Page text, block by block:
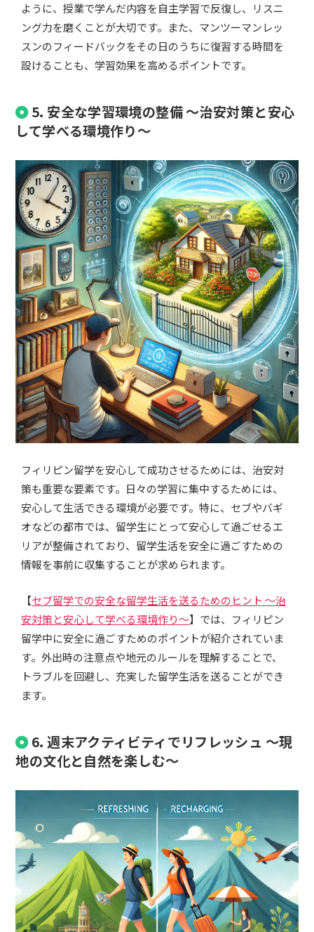
ように、授業で学んだ内容を自主学習で反復し、リスニ
ング力を磨くことが大切です。また、マンツーマンレッ
スンのフィードバックをその日のうちに復習する時間を
設けることも、学習効果を高めるポイントです。
5. 安全な学習環境の整備 ～治安対策と安心
して学べる環境作り～
フィリピン留学を安心して成功させるためには、治安対
策も重要な要素です。日々の学習に集中するためには、
安心して生活できる環境が必要です。特に、セブやバギ
オなどの都市では、留学生にとって安心して過ごせるエ
リアが整備されており、留学生活を安全に過ごすための
情報を事前に収集することが求められます。
【セブ留学での安全な留学生活を送るためのヒント ～治
安対策と安心して学べる環境作り～】では、フィリピン
留学中に安全に過ごすためのポイントが紹介されていま
す。外出時の注意点や地元のルールを理解することで、
トラブルを回避し、充実した留学生活を送ることができ
ます。
6. 週末アクティビティでリフレッシュ ～現
地の文化と自然を楽しむ～